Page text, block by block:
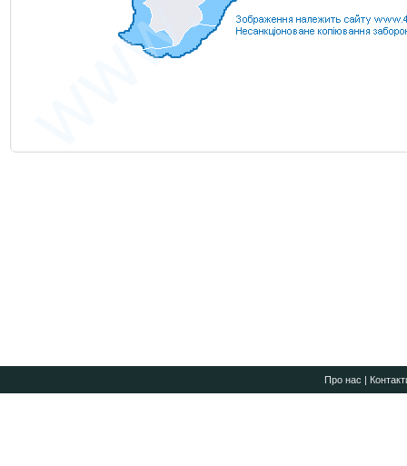
Про нас |